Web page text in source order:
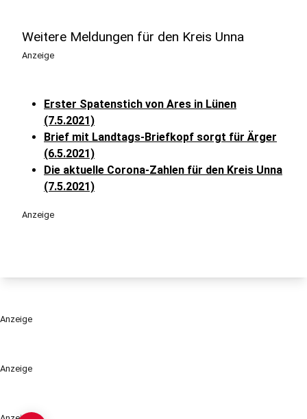
Anzeige
Weitere Meldungen für den Kreis Unna
Anzeige
Erster Spatenstich von Ares in Lünen
(7.5.2021)
Brief mit Landtags-Briefkopf sorgt für Ärger
(6.5.2021)
Die aktuelle Corona-Zahlen für den Kreis Unna
(7.5.2021)
Anzeige
Anzeige